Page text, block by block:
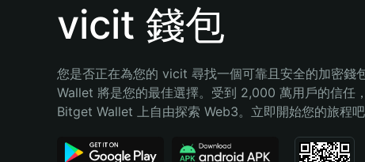
Bahasa Indonesia
vicit 錢包
您是否正在為您的 vicit 尋找一個可靠且安全的加密錢
Wallet 將是您的最佳選擇。受到 2,000 萬用戶的信任
Bitget Wallet 上自由探索 Web3。立即開始您的旅程吧